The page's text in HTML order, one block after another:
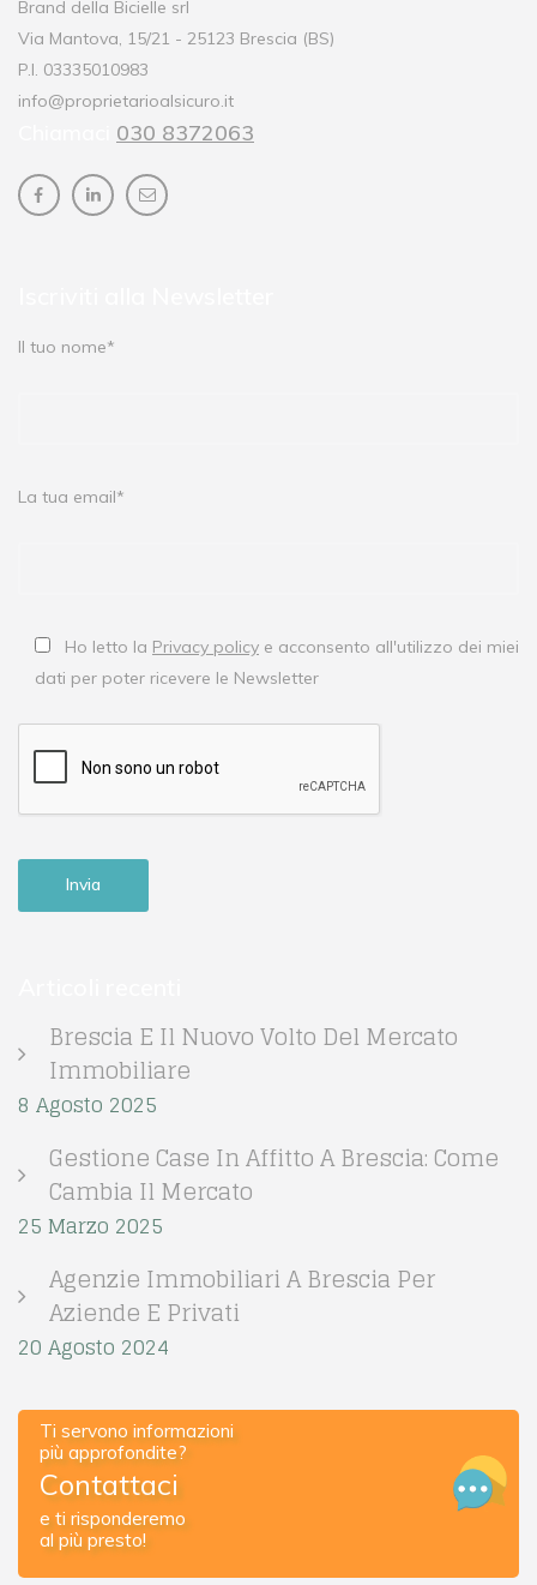
Brand della Bicielle srl
Via Mantova, 15/21 - 25123 Brescia (BS)
P.I. 03335010983
info@proprietarioalsicuro.it
030 8372063
Il tuo nome*
La tua email*
Ho letto la Privacy policy e acconsento all'utilizzo dei miei
dati per poter ricevere le Newsletter
Brescia E Il Nuovo Volto Del Mercato
Immobiliare
8 Agosto 2025
Gestione Case In Affitto A Brescia: Come
Cambia Il Mercato
25 Marzo 2025
Agenzie Immobiliari A Brescia Per
Aziende E Privati
20 Agosto 2024
Ti servono informazioni
più approfondite?
Contattaci
e ti risponderemo
al più presto!